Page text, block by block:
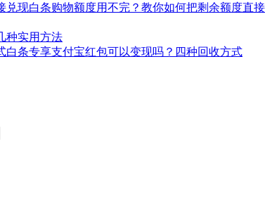
白条购物额度用不完？教你如何把剩余额度直
种实用方法
白条专享支付宝红包可以变现吗？四种回收方式